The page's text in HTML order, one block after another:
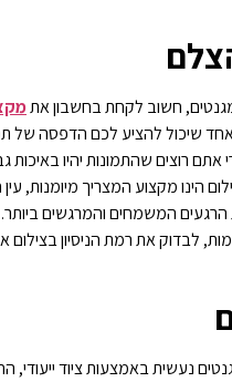
חשוב לקחת בחשבון את
שיכול להציע לכם הדפסה של
אתם רוצים שהתמונות יהיו באיכות
הינו מקצוע המצריך מיומנות,
הרגעים המשמחים והמרגשים
לבדוק את רמת הניסיון בצילום
נעשית באמצעות ציוד